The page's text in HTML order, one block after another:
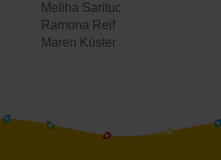
Meliha Sarituc
Ramona Reif
Maren Küster